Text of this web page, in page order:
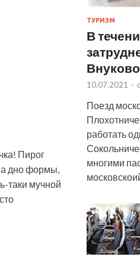
Пирог
дно формы,
таки мучной
ТУРИЗМ
В
10.07.2021 -
Поезд
работать
многими